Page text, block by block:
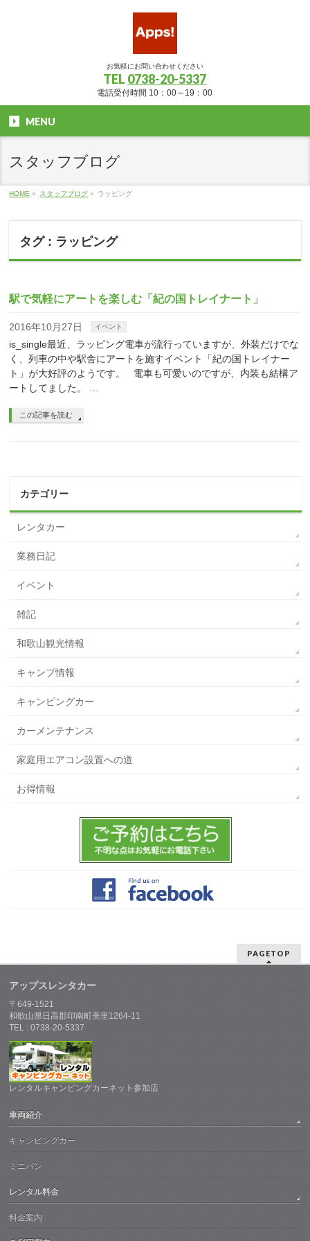
お気軽にお問い合わせください
TEL 0738-20-5337
電話受付時間 10：00～19：00
MENU
スタッフブログ
HOME » スタッフブログ » ラッピング
タグ : ラッピング
駅で気軽にアートを楽しむ「紀の国トレイナート」
2016年10月27日 イベント
is_single最近、ラッピング電車が流行っていますが、外装だけでな
く、列車の中や駅舎にアートを施すイベント「紀の国トレイナー
ト」が大好評のようです。 電車も可愛いのですが、内装も結構ア
ートしてました。 …
この記事を読む
カテゴリー
レンタカー
業務日記
イベント
雑記
和歌山観光情報
キャンプ情報
キャンピングカー
カーメンテナンス
家庭用エアコン設置への道
お得情報
PAGETOP
アップスレンタカー
〒649-1521
和歌山県日高郡印南町美里1264-11
TEL : 0738-20-5337
レンタルキャンピングカーネット参加店
車両紹介
キャンピングカー
ミニバン
レンタル料金
料金案内